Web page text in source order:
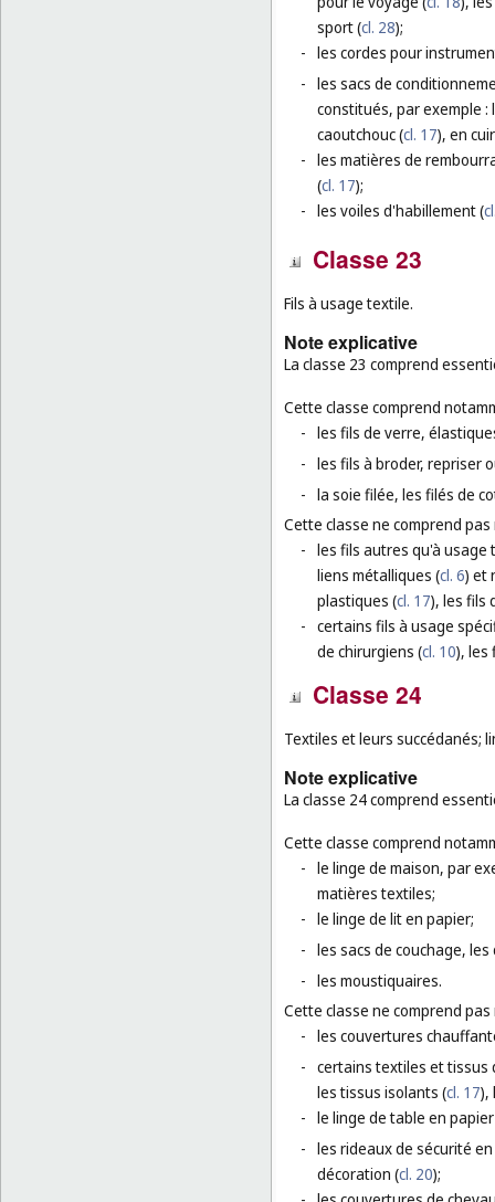
sport (cl. 28);
- les cordes pour
- les sacs de
constitués, par exemple
caoutchouc (cl. 17), en
- les matières de
(cl. 17);
- les voiles d'habillement (
Classe 23
Fils à usage textile.
Note explicative
La classe 23 comprend
Cette classe comprend
- les fils de verre,
- les fils à broder, repriser
- la soie filée, les filés de
Cette classe ne comprend
- les fils autres qu'à usage
liens métalliques (cl. 6) et
plastiques (cl. 17), les fils
- certains fils à usage
de chirurgiens (cl. 10), les
Classe 24
Textiles et leurs succédanés;
Note explicative
La classe 24 comprend
Cette classe comprend
- le linge de maison, par
matières textiles;
- le linge de lit en papier;
- les sacs de couchage,
- les moustiquaires.
Cette classe ne comprend
- les couvertures
- certains textiles et tissus
les tissus isolants (cl. 17),
- le linge de table en
- les rideaux de sécurité
décoration (cl. 20);